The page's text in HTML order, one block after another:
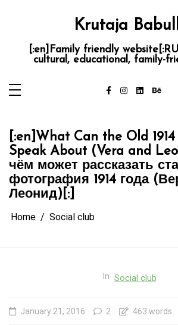
Krutaja
[:en]Family friendly
cultural, educational, family-
[:en]What Can the Old
Speak About (Vera and
чём может рассказать
фотография 1914 года
Леонид)[:]
Home Social club
In Social club
January 21, 2016 2 463 words